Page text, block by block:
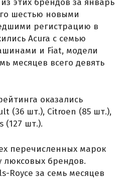
этих брендов за январь
шестью новыми
регистрацию в
Acura с семью
и Fiat, модели
месяцев всего девять
оказались
(36 шт.), Citroen (85 шт.),
(127 шт.).
перечисленных марок
люксовых брендов.
Royce за семь месяцев